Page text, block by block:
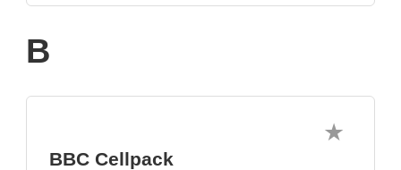
B
BBC Cellpack